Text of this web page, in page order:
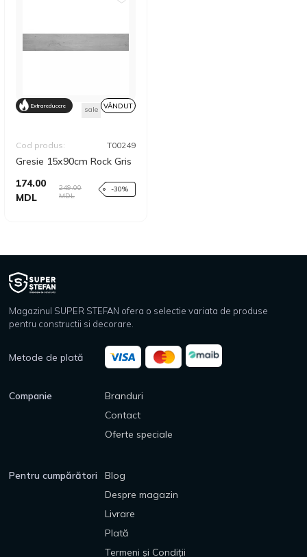
Extrareducere sale VÂNDUT
Gresie 15x90cm Rock Gris
Cod produs: T00249
249.00
MDL
174.00
MDL
-30%
Magazinul SUPER STEFAN ofera o selectie variata de produse
pentru constructii si decorare.
Metode de plată
Companie
Branduri
Contact
Oferte speciale
Pentru cumpărători
Blog
Despre magazin
Livrare
Plată
Termeni și Condiții